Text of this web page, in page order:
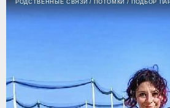
РОДСТВЕННЫЕ СВЯЗИ / ПОТОМКИ / ПОДБОР